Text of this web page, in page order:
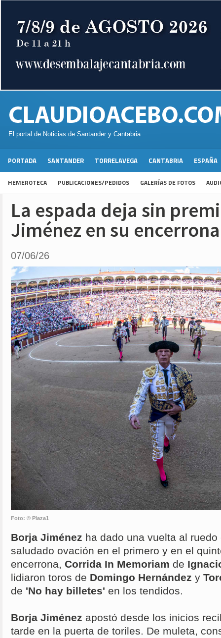
El portal de Noticias de Santander y Cantabria
PORTADA SANTANDER TORRELAVEGA CANTABRIA ESPAÑA
HEMEROTECA PUBLICACIONES/PEDIDOS GALERÍAS DE FOTOS
La espada deja sin
Jiménez en su encerrona
07/06/26
Foto: © Plaza1
Borja Jiménez ha dado una vuelta al
saludado ovación en el primero y en el
encerrona, Corrida In Memoriam de
lidiaron toros de Domingo Hernández y
de 'No hay billetes' en los tendidos.
Borja Jiménez apostó desde los inicios
tarde en la puerta de toriles. De muleta,